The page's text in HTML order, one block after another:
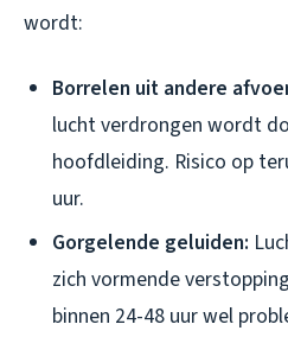
wordt:
Borrelen uit andere
lucht verdrongen wordt
hoofdleiding. Risico op
uur.
Gorgelende geluiden:
zich vormende
binnen 24-48 uur wel